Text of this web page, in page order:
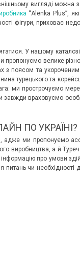
вигляді
“Alenka Plus”,
фігури, приховає
У нашому
пропонуємо велике
з поясом та
турецького та
ми прострочуємо
враховуємо
ПО УКРАЇНІ?
ми пропонуємо
виробництва, а й
про умови
чи необхідності